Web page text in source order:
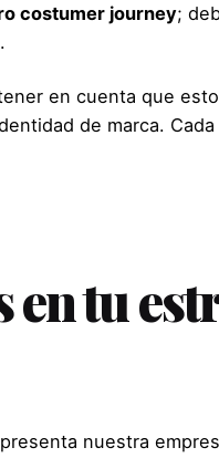
costumer journey;
en cuenta que
de marca.
tu
nuestra